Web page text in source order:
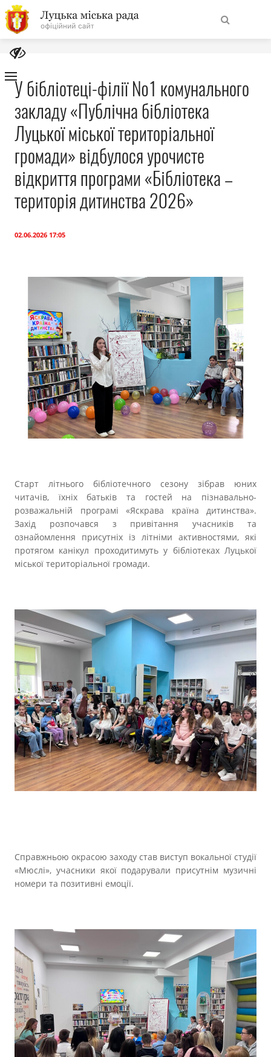
На
головну
Навігація
сайту
Про місто
Міська влада
Міська рада
Бюджет
Прозорість влади
Документи
У бібліотеці-філії №1 комунального
закладу «Публічна бібліотека
Луцької міської територіальної
громади» відбулося урочисте
відкриття програми «Бібліотека –
територія дитинства 2026»
02.06.2026 17:05
Старт літнього бібліотечного сезону зібрав юних
читачів, їхніх батьків та гостей на пізнавально-
розважальній програмі «Яскрава країна дитинства».
Захід розпочався з привітання учасників та
ознайомлення присутніх із літніми активностями, які
протягом канікул проходитимуть у бібліотеках Луцької
міської територіальної громади.
Справжньою окрасою заходу став виступ вокальної студії
«Мюслі», учасники якої подарували присутнім музичні
номери та позитивні емоції.